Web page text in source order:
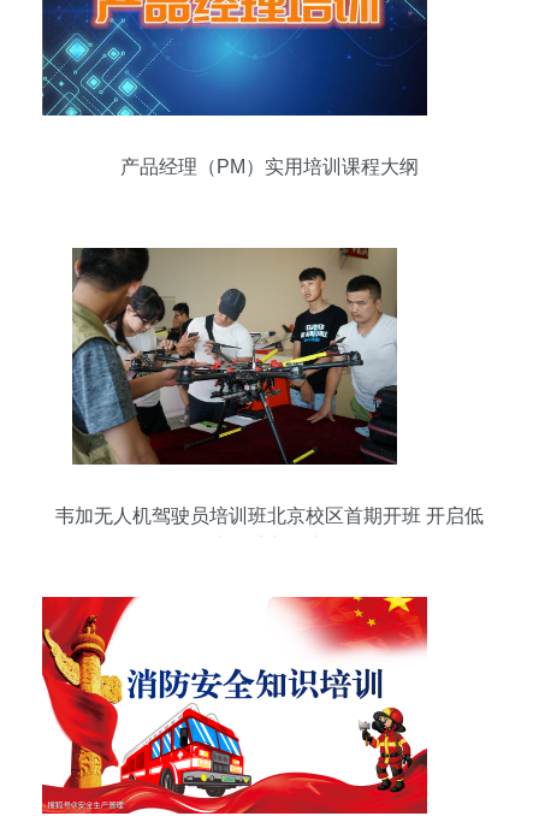
产品经理（PM）实用培训课程大纲
韦加无人机驾驶员培训班北京校区首期开班 开启低